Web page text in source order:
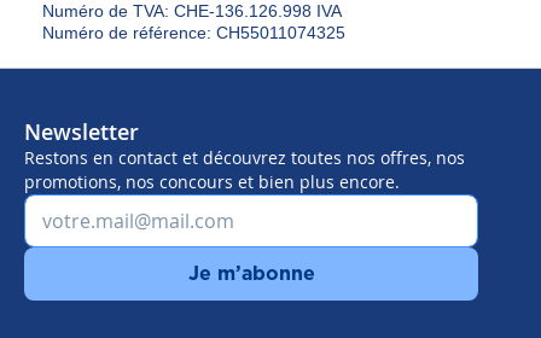
Numéro de TVA: CHE-136.126.998 IVA
Numéro de référence: CH55011074325
Newsletter
Restons en contact et découvrez toutes nos offres, nos
promotions, nos concours et bien plus encore.
Je m’abonne